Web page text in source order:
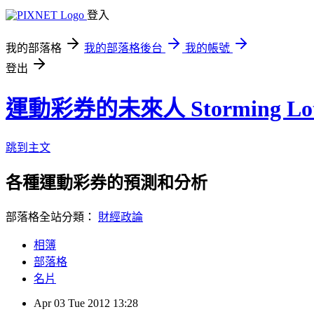
登入
我的部落格 我的部落格後台
我的帳號
登出
運動彩券的未來人 Storming
跳到主文
各種運動彩券的預測和分析
部落格全站分類： 財經政論
相簿
部落格
名片
Apr 03 Tue 2012 13:28